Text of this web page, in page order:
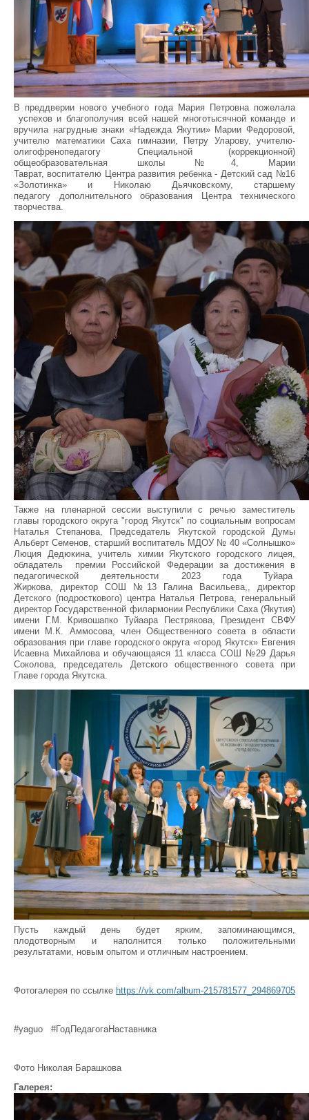
В преддверии нового учебного года Мария Петровна пожелала
успехов и благополучия всей нашей многотысячной команде и
вручила нагрудные знаки «Надежда Якутии» Марии Федоровой,
учителю математики Саха гимназии, Петру Уларову, учителю-
олигофренопедагогу Специальной (коррекционной)
общеобразовательная школы №4, Марии
Таврат, воспитателю Центра развития ребенка - Детский сад №16
«Золотинка» и Николаю Дьячковскому, старшему
педагогу дополнительного образования Центра технического
творчества.
Также на пленарной сессии выступили с речью заместитель
главы городского округа "город Якутск" по социальным вопросам
Наталья Степанова,
Председатель Якутской городской Думы
Альберт Семенов, старший воспитатель МДОУ № 40 «Солнышко»
Люция Дедюкина, учитель химии Якутского городского лицея,
обладатель премии Российской Федерации за достижения в
педагогической деятельности 2023 года Туйара
Жиркова, директор СОШ №13 Галина Васильева,, директор
Детского (подросткового) центра Наталья Петрова, генеральный
директор Государственной филармонии Республики Саха (Якутия)
имени Г.М. Кривошапко Туйаара Пестрякова, Президент СВФУ
имени М.К. Аммосова, член Общественного совета в области
образования при главе городского округа «город Якутск» Евгения
Исаевна Михайлова и обучающаяся 11 класса СОШ №29 Дарья
Соколова, председатель Детского общественного совета при
Главе города Якутска.
Пусть каждый день будет ярким, запоминающимся,
плодотворным и наполнится только положительными
результатами, новым опытом и отличным настроением.
Фотогалерея по ссылке https://vk.com/album-215781577_294869705
#yaguo #ГодПедагогаНаставника
Фото Николая Барашкова
Галерея: